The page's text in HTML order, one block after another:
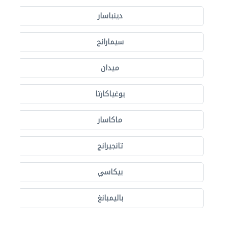
دينباسار
سيمارانج
ميدان
يوغياكارتا
ماكاسار
تانجيرانج
بيكاسي
باليمبانغ